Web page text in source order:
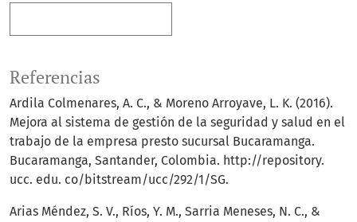
Referencias
Ardila Colmenares, A. C., & Moreno Arroyave, L. K. (2016).
Mejora al sistema de gestión de la seguridad y salud en el
trabajo de la empresa presto sucursal Bucaramanga.
Bucaramanga, Santander, Colombia. http://repository.
ucc. edu. co/bitstream/ucc/292/1/SG.
Arias Méndez, S. V., Ríos, Y. M., Sarria Meneses, N. C., &